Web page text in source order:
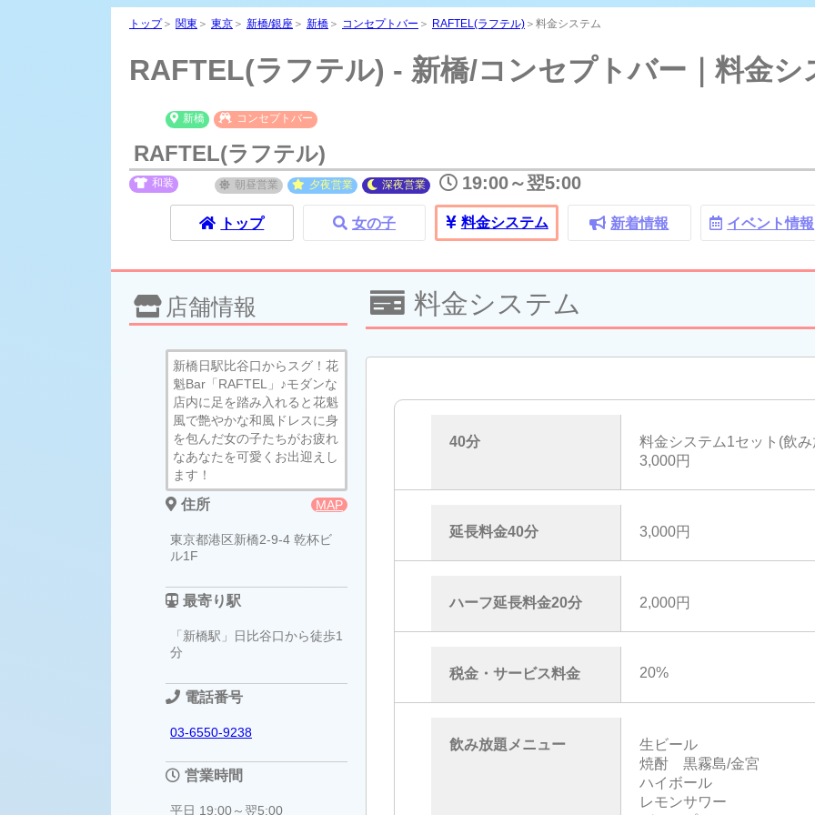
トップ＞ 関東 ＞ 東京 ＞ 新橋/銀座 ＞ 新橋 ＞ コンセプトバー ＞ RAFTEL(ラフテル) ＞料金システム
RAFTEL(ラフテル) - 新橋/コンセプトバー｜料金シ
新橋 コンセプトバー
RAFTEL(ラフテル)
和装 朝昼営業 夕夜営業 深夜営業 19:00～翌5:00
トップ 女の子 料金システム 新着情報 イベント情報
店舗情報
新橋日駅比谷口からスグ！花
魁Bar「RAFTEL」♪モダンな
店内に足を踏み入れると花魁
風で艶やかな和風ドレスに身
を包んだ女の子たちがお疲れ
なあなたを可愛くお出迎えし
ます！
住所
東京都港区新橋2-9-4 乾杯ビ
ル1F
MAP
最寄り駅
「新橋駅」日比谷口から徒歩1
分
電話番号
03-6550-9238
営業時間
平日 19:00～翌5:00
料金システム
40分
料金システム1セット(飲み
3,000円
延長料金40分 3,000円
ハーフ延長料金20分 2,000円
税金・サービス料金 20%
飲み放題メニュー
生ビール
焼酎 黒霧島/金宮
ハイボール
レモンサワー